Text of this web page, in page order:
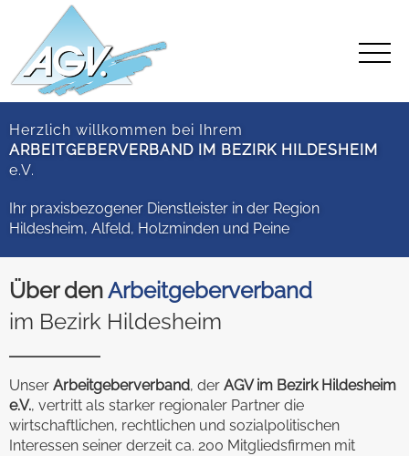
Herzlich willkommen bei Ihrem
ARBEITGEBERVERBAND IM BEZIRK HILDESHEIM
e.V.
Ihr praxisbezogener Dienstleister in der Region
Hildesheim, Alfeld, Holzminden und Peine
Über denArbeitgeberverband
im Bezirk Hildesheim
Unser Arbeitgeberverband, der AGV im Bezirk Hildesheim
e.V., vertritt als starker regionaler Partner die
wirtschaftlichen, rechtlichen und sozialpolitischen
Interessen seiner derzeit ca. 200 Mitgliedsfirmen mit